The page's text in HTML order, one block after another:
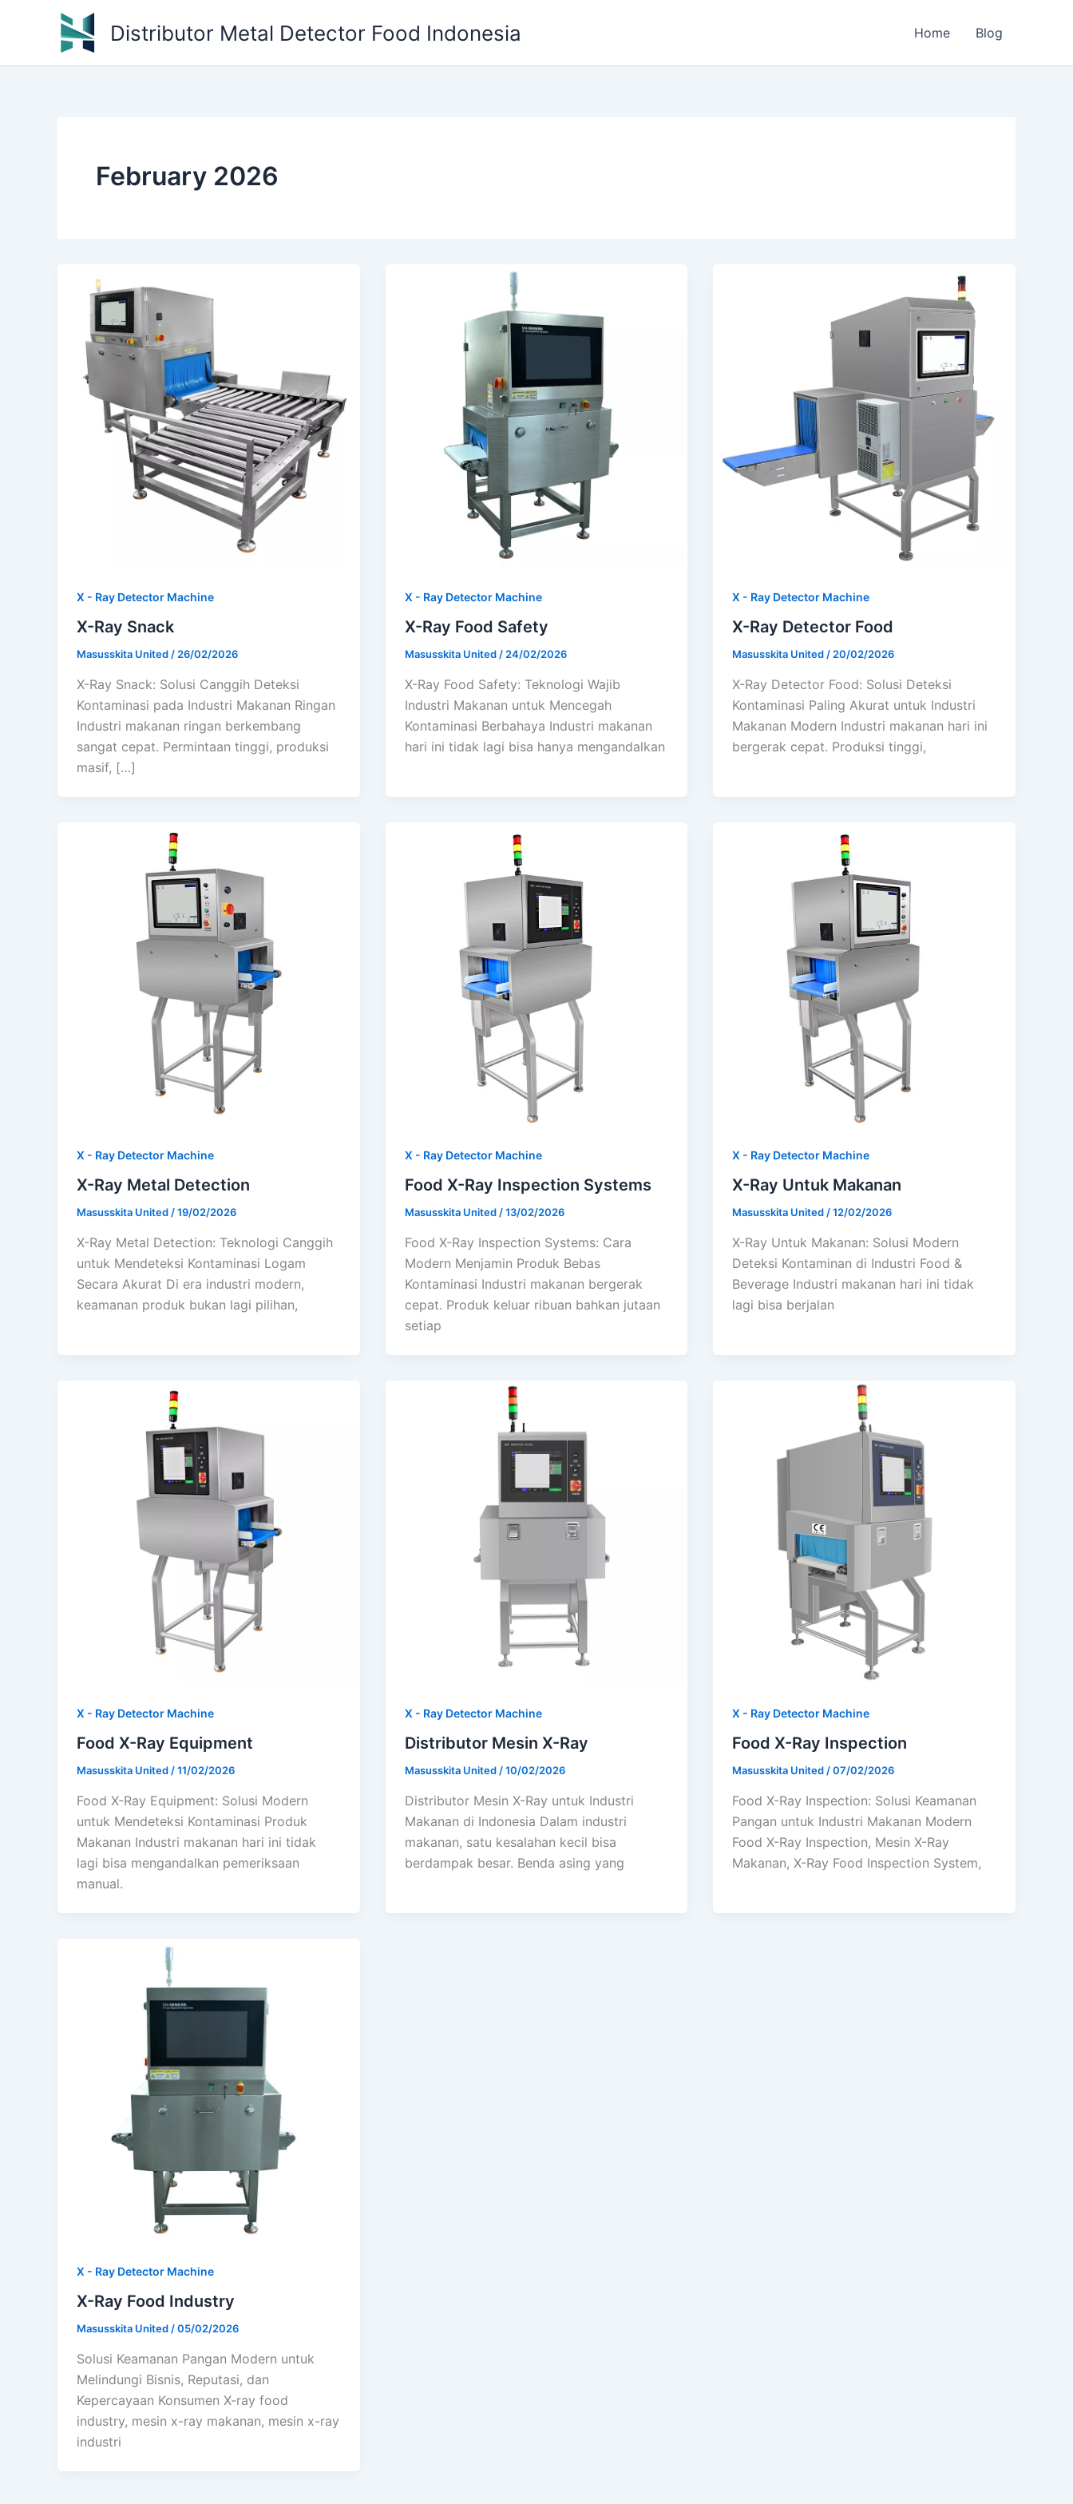
Distributor Metal Detector Food Indonesia Home Blog
February 2026
X - Ray Detector Machine
X-Ray Snack
Masusskita United/26/02/2026
X-Ray Snack: Solusi Canggih Deteksi
Kontaminasi pada Industri Makanan Ringan
Industri makanan ringan berkembang
sangat cepat. Permintaan tinggi, produksi
masif, […]
X - Ray Detector Machine
X-Ray Food Safety
Masusskita United/24/02/2026
X-Ray Food Safety: Teknologi Wajib
Industri Makanan untuk Mencegah
Kontaminasi Berbahaya Industri makanan
hari ini tidak lagi bisa hanya mengandalkan
X - Ray Detector Machine
X-Ray Detector Food
Masusskita United/20/02/2026
X-Ray Detector Food: Solusi Deteksi
Kontaminasi Paling Akurat untuk Industri
Makanan Modern Industri makanan hari ini
bergerak cepat. Produksi tinggi,
X - Ray Detector Machine
X-Ray Metal Detection
Masusskita United/19/02/2026
X-Ray Metal Detection: Teknologi Canggih
untuk Mendeteksi Kontaminasi Logam
Secara Akurat Di era industri modern,
keamanan produk bukan lagi pilihan,
X - Ray Detector Machine
Food X-Ray Inspection Systems
Masusskita United/13/02/2026
Food X-Ray Inspection Systems: Cara
Modern Menjamin Produk Bebas
Kontaminasi Industri makanan bergerak
cepat. Produk keluar ribuan bahkan jutaan
setiap
X - Ray Detector Machine
X-Ray Untuk Makanan
Masusskita United/12/02/2026
X-Ray Untuk Makanan: Solusi Modern
Deteksi Kontaminan di Industri Food &
Beverage Industri makanan hari ini tidak
lagi bisa berjalan
X - Ray Detector Machine
Food X-Ray Equipment
Masusskita United/11/02/2026
Food X-Ray Equipment: Solusi Modern
untuk Mendeteksi Kontaminasi Produk
Makanan Industri makanan hari ini tidak
lagi bisa mengandalkan pemeriksaan
manual.
X - Ray Detector Machine
Distributor Mesin X-Ray
Masusskita United/10/02/2026
Distributor Mesin X-Ray untuk Industri
Makanan di Indonesia Dalam industri
makanan, satu kesalahan kecil bisa
berdampak besar. Benda asing yang
X - Ray Detector Machine
Food X-Ray Inspection
Masusskita United/07/02/2026
Food X-Ray Inspection: Solusi Keamanan
Pangan untuk Industri Makanan Modern
Food X-Ray Inspection, Mesin X-Ray
Makanan, X-Ray Food Inspection System,
X - Ray Detector Machine
X-Ray Food Industry
Masusskita United/05/02/2026
Solusi Keamanan Pangan Modern untuk
Melindungi Bisnis, Reputasi, dan
Kepercayaan Konsumen X-ray food
industry, mesin x-ray makanan, mesin x-ray
industri